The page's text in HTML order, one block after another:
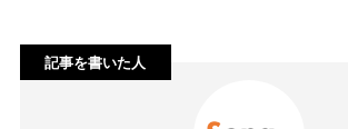
記事を書いた人